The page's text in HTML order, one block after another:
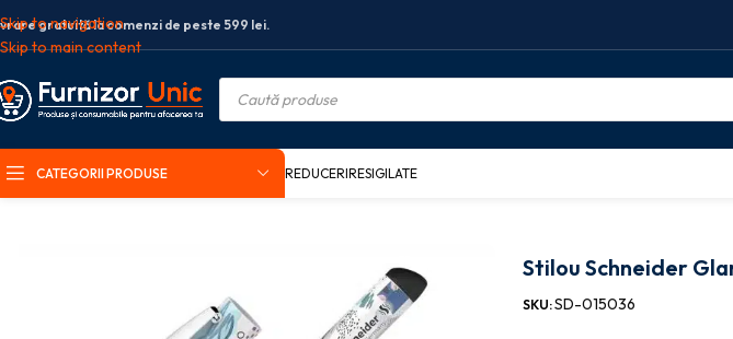
Skip to navigation
Skip to main content
gratuită la comenzi de peste 599 lei.
CATEGORII PRODUSE REDUCERIRESIGILATE
Stilou Schneider
SKU:SD-015036